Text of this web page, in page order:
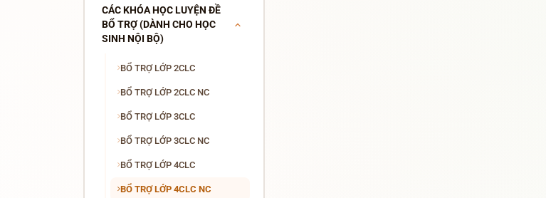
CÁC KHÓA HỌC LUYỆN ĐỀ
BỔ TRỢ (DÀNH CHO HỌC
SINH NỘI BỘ)
BỔ TRỢ LỚP 2CLC
BỔ TRỢ LỚP 2CLC NC
BỔ TRỢ LỚP 3CLC
BỔ TRỢ LỚP 3CLC NC
BỔ TRỢ LỚP 4CLC
BỔ TRỢ LỚP 4CLC NC